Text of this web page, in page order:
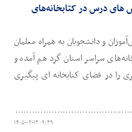
های درس در کتابخانه‌های
و دانشجویان به همراه معلمان
سراسر استان گرد هم آمده و
را در فضای کتابخانه ای پیگیری
۱۴۰۵-۰۲-۱۲ ۰۹:۳۹